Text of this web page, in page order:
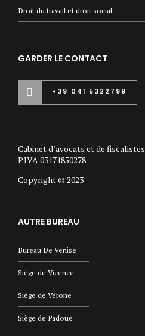
Droit du travail et droit social
GARDER LE CONTACT
+39 041 5322799
Cabinet d’avocats et de fiscalistes
P.IVA 03171850278
Copyright © 2023
AUTRE BUREAU
Bureau De Venise
Siège de Vicence
Siège de Vérone
Siège de Padoue